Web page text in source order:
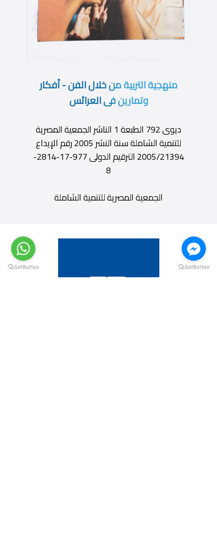
منهجية التربية من خلال الفن - أفكار
وتمارين فى العرائس
ديوى 792 الطبعة 1 الناشر الجمعية المصرية
للتنمية الشاملة سنة النشر 2005 رقم الإيداع
2005/21394 الترقيم الدولى 977-17-2814-
8
الجمعية المصرية للتنمية الشاملة